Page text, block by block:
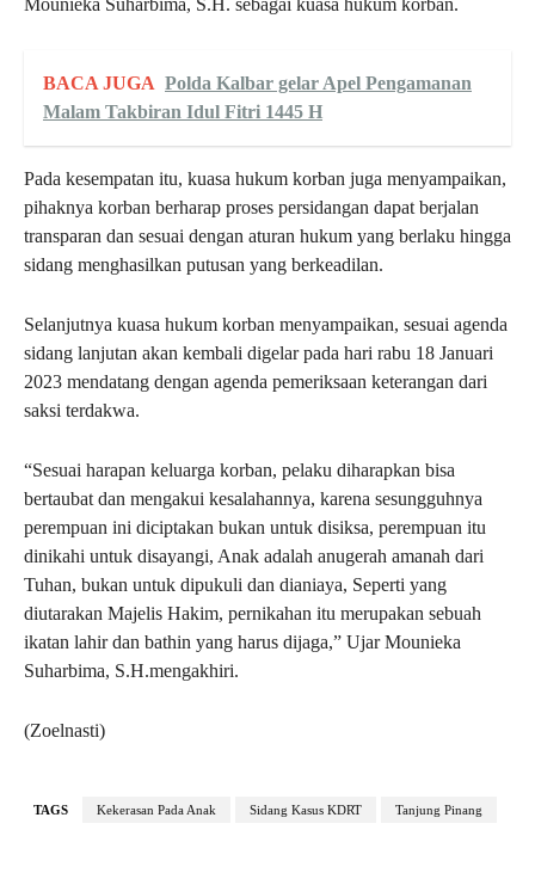
Mounieka Suharbima, S.H. sebagai kuasa hukum korban.
BACA JUGA Polda Kalbar gelar Apel Pengamanan
Malam Takbiran Idul Fitri 1445 H
Pada kesempatan itu, kuasa hukum korban juga menyampaikan,
pihaknya korban berharap proses persidangan dapat berjalan
transparan dan sesuai dengan aturan hukum yang berlaku hingga
sidang menghasilkan putusan yang berkeadilan.
Selanjutnya kuasa hukum korban menyampaikan, sesuai agenda
sidang lanjutan akan kembali digelar pada hari rabu 18 Januari
2023 mendatang dengan agenda pemeriksaan keterangan dari
saksi terdakwa.
“Sesuai harapan keluarga korban, pelaku diharapkan bisa
bertaubat dan mengakui kesalahannya, karena sesungguhnya
perempuan ini diciptakan bukan untuk disiksa, perempuan itu
dinikahi untuk disayangi, Anak adalah anugerah amanah dari
Tuhan, bukan untuk dipukuli dan dianiaya, Seperti yang
diutarakan Majelis Hakim, pernikahan itu merupakan sebuah
ikatan lahir dan bathin yang harus dijaga,” Ujar Mounieka
Suharbima, S.H.mengakhiri.
(Zoelnasti)
TAGS Kekerasan Pada Anak Sidang Kasus KDRT Tanjung Pinang